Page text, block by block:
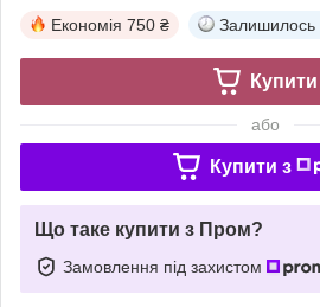
Економія 750 ₴ Залишилось
Купити
або
Купити з
Що таке купити з Пром?
Замовлення під захистом